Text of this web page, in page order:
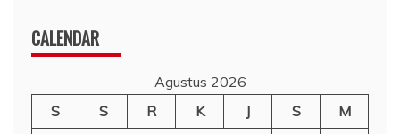
CALENDAR
Agustus 2026
S
S R K J S
M